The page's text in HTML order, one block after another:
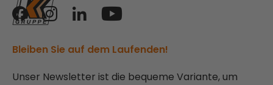
Bleiben Sie auf dem Laufenden!
Unser Newsletter ist die bequeme Variante, um